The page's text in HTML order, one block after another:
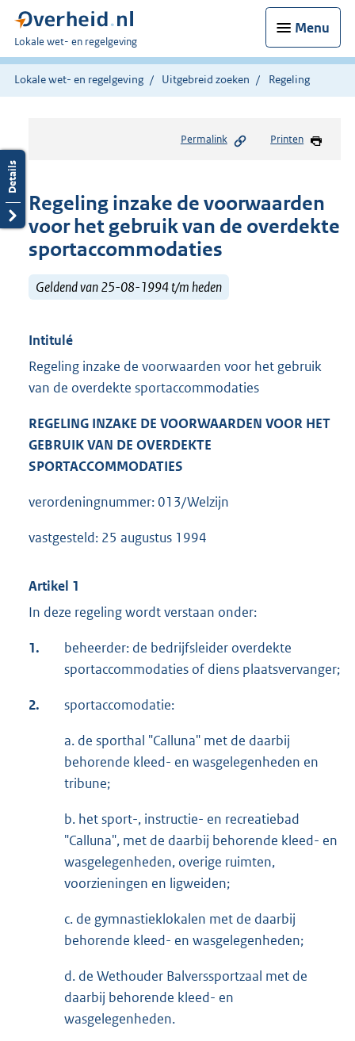
Menu
U
bent
hier:
Lokale wet- en regelgeving
Lokale wet- en regelgeving Uitgebreid zoeken Regeling
Permalink Printen
Regeling inzake de voorwaarden
voor het gebruik van de overdekte
sportaccommodaties
Geldend van 25-08-1994 t/m heden
Intitulé
Regeling inzake de voorwaarden voor het gebruik
van de overdekte sportaccommodaties
REGELING INZAKE DE VOORWAARDEN VOOR HET
GEBRUIK VAN DE OVERDEKTE
SPORTACCOMMODATIES
verordeningnummer: 013/Welzijn
vastgesteld: 25 augustus 1994
Artikel 1
In deze regeling wordt verstaan onder:
1.
beheerder: de bedrijfsleider overdekte
sportaccommodaties of diens plaatsvervanger;
2. sportaccomodatie:
a. de sporthal "Calluna" met de daarbij
behorende kleed- en wasgelegenheden en
tribune;
b. het sport-, instructie- en recreatiebad
"Calluna", met de daarbij behorende kleed- en
wasgelegenheden, overige ruimten,
voorzieningen en ligweiden;
c. de gymnastieklokalen met de daarbij
behorende kleed- en wasgelegenheden;
d. de Wethouder Balverssportzaal met de
daarbij behorende kleed- en
wasgelegenheden.